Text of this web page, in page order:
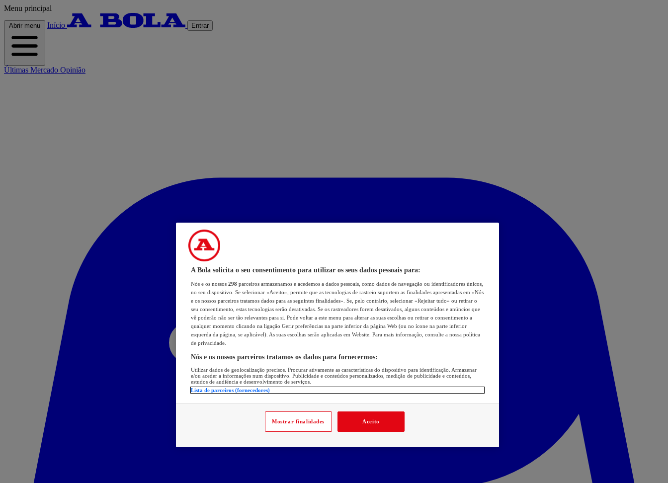
Menu principal
Abrir menu Início Entrar
Últimas Mercado Opinião
A Bola solicita o seu consentimento para utilizar os seus dados pessoais para:
Nós e os nossos 298 parceiros armazenamos e acedemos a dados pessoais, como dados de navegação ou identificadores únicos,
no seu dispositivo. Se selecionar «Aceito», permite que as tecnologias de rastreio suportem as finalidades apresentadas em «Nós
e os nossos parceiros tratamos dados para as seguintes finalidades». Se, pelo contrário, selecionar «Rejeitar tudo» ou retirar o
seu consentimento, estas tecnologias serão desativadas. Se os rastreadores forem desativados, alguns conteúdos e anúncios que
vê poderão não ser tão relevantes para si. Pode voltar a este menu para alterar as suas escolhas ou retirar o consentimento a
qualquer momento clicando na ligação Gerir preferências na parte inferior da página Web (ou no ícone na parte inferior
esquerda da página, se aplicável). As suas escolhas serão aplicadas em Website. Para mais informação, consulte a nossa política
de privacidade.
Nós e os nossos parceiros tratamos os dados para fornecermos:
Utilizar dados de geolocalização precisos. Procurar ativamente as características do dispositivo para identificação. Armazenar
e/ou aceder a informações num dispositivo. Publicidade e conteúdos personalizados, medição de publicidade e conteúdos,
estudos de audiência e desenvolvimento de serviços.
Lista de parceiros (fornecedores)
Mostrar finalidades Aceito